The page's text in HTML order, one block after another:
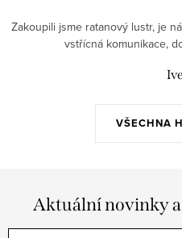
VŠECHNA
Zakoupili jsme ratanový lustr, je
vstřícná komunikace,
Aktuální novinky a